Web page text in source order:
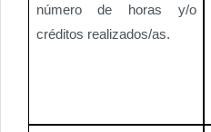
número de horas y/o
créditos realizados/as.